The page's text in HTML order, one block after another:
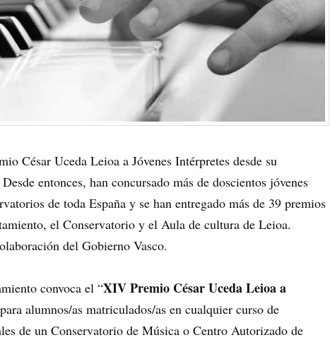
César Uceda Leioa a Jóvenes Intérpretes desde su
entonces, han concursado más de doscientos jóvenes
de toda España y se han entregado más de 39 premios
el Conservatorio y el Aula de cultura de Leioa.
del Gobierno Vasco.
convoca el “XIV Premio César Uceda Leioa a
alumnos/as matriculados/as en cualquier curso de
de un Conservatorio de Música o Centro Autorizado de